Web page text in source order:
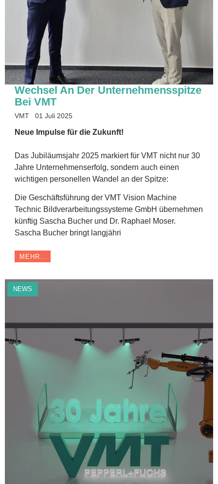
Wechsel An Der Unternehmensspitze
Bei VMT
VMT 01 Juli 2025
Neue Impulse für die Zukunft!
Das Jubiläumsjahr 2025 markiert für VMT nicht nur 30
Jahre Unternehmenserfolg, sondern auch einen
wichtigen personellen Wandel an der Spitze:
Die Geschäftsführung der VMT Vision Machine
Technic Bildverarbeitungssysteme GmbH übernehmen
künftig Sascha Bucher und Dr. Raphael Moser.
Sascha Bucher bringt langjähri
MEHR...
NEWS